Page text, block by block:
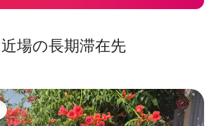
近場の長期滞在先